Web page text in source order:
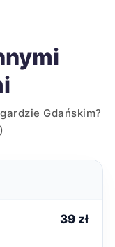
Gdańskim?
39 zł